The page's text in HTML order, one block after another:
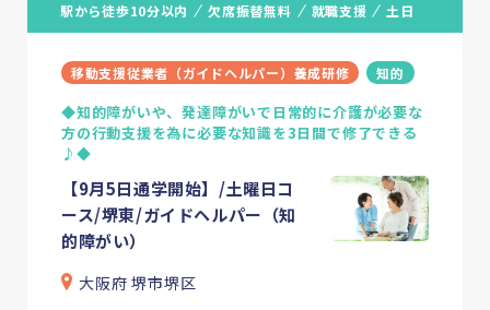
駅から徒歩10分以内 欠席振替無料 就職支援 土日
移動支援従業者（ガイドヘルパー）養成研修 知的
◆知的障がいや、発達障がいで日常的に介護が必要な
方の行動支援を為に必要な知識を3日間で修了できる
♪◆
【9月5日通学開始】/土曜日コ
ース/堺東/ガイドヘルパー（知
的障がい）
大阪府 堺市堺区